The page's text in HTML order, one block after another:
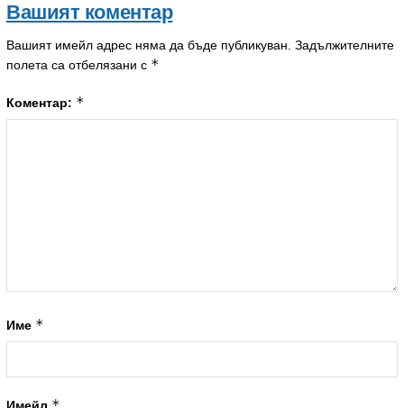
Вашият коментар
Вашият имейл адрес няма да бъде публикуван. Задължителните
полета са отбелязани с *
Коментар: *
Име *